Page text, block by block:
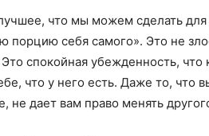
что мы можем сделать
порцию себя самого». Это не
спокойная убежденность,
что у него есть. Даже то, что
не дает вам право менять